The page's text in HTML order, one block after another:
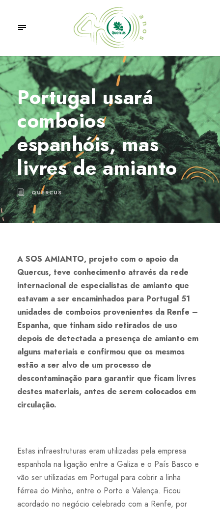
Portugal usará
comboios
espanhóis, mas
livres de amianto
QUERCUS
A SOS AMIANTO, projeto com o apoio da
Quercus, teve conhecimento através da rede
internacional de especialistas de amianto que
estavam a ser encaminhados para Portugal 51
unidades de comboios provenientes da Renfe –
Espanha, que tinham sido retirados de uso
depois de detectada a presença de amianto em
alguns materiais e confirmou que os mesmos
estão a ser alvo de um processo de
descontaminação para garantir que ficam livres
destes materiais, antes de serem colocados em
circulação.
Estas infraestruturas eram utilizadas pela empresa
espanhola na ligação entre a Galiza e o País Basco e
vão ser utilizadas em Portugal para cobrir a linha
férrea do Minho, entre o Porto e Valença. Ficou
acordado no negócio celebrado com a Renfe, por